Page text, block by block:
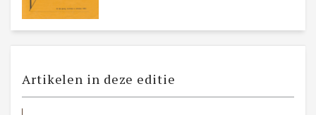
Artikelen in deze editie